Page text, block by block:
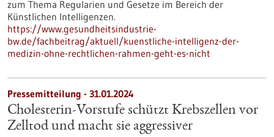
zum Thema Regularien und Gesetze im Bereich der
Künstlichen Intelligenzen.
https://www.gesundheitsindustrie-
bw.de/fachbeitrag/aktuell/kuenstliche-intelligenz-der-
medizin-ohne-rechtlichen-rahmen-geht-es-nicht
Pressemitteilung - 31.01.2024
Cholesterin-Vorstufe schützt Krebszellen vor
Zelltod und macht sie aggressiver